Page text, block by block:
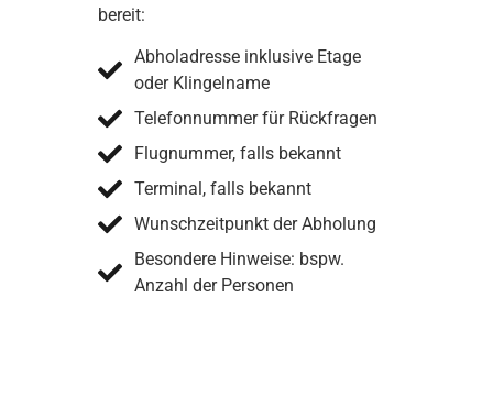
bereit:
Abholadresse inklusive Etage
oder Klingelname
Telefonnummer für Rückfragen
Flugnummer, falls bekannt
Terminal, falls bekannt
Wunschzeitpunkt der Abholung
Besondere Hinweise: bspw.
Anzahl der Personen